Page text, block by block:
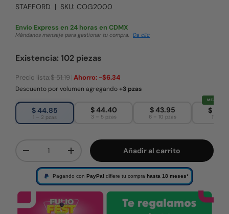
STAFFORD | SKU: COG2000
Envío Express en 24 horas en CDMX
Mándanos mensaje para gestionar tu compra. Da clic
Existencia: 102 piezas
Precio lista:$ 51.19 Ahorro: -$6.34
Descuento por volumen agregando+3 pzas
$ 44.85
1 – 2 pzas
$ 44.40
3 – 5 pzas
$ 43.95
6 – 10 pzas
MEJOR
$
11+
Disminuir cantidadAumentar la cantidadAñadir al carrito
Pagando con PayPal difiere tu compra hasta 18 meses*